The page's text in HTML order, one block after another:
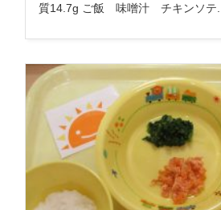
質14.7g ご飯 味噌汁 チキンソテ...